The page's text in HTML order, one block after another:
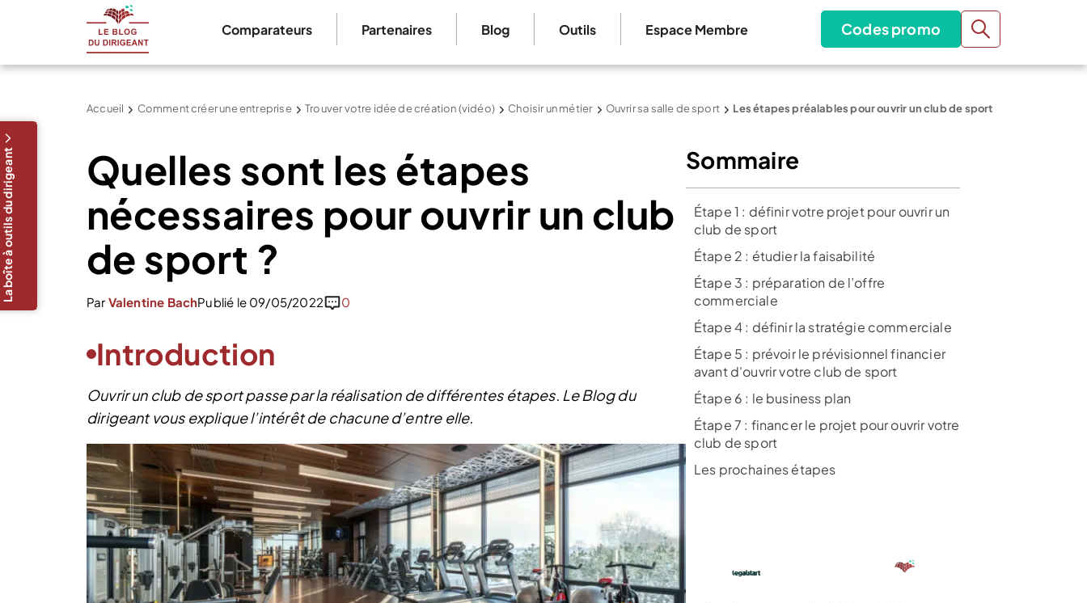
Comparateurs Partenaires Blog Outils Espace Membre Codes promo
Accueil Comment créer une entreprise Trouver votre idée de création (vidéo) Choisir un métier Ouvrir sa salle de sport Les étapes préalables pour ouvrir un club de sport
Quelles sont les étapes
nécessaires pour ouvrir un club
de sport ?
Par Valentine BachPublié le 09/05/2022 0
Introduction
Ouvrir un club de sport passe par la réalisation de différentes étapes. Le Blog du
dirigeant vous explique l’intérêt de chacune d’entre elle.
La boîte à outils du dirigeant Sommaire
Étape 1 : définir votre projet pour ouvrir un
club de sport
Étape 2 : étudier la faisabilité
Étape 3 : préparation de l’offre
commerciale
Étape 4 : définir la stratégie commerciale
Étape 5 : prévoir le prévisionnel financier
avant d'ouvrir votre club de sport
Étape 6 : le business plan
Étape 7 : financer le projet pour ouvrir votre
club de sport
Les prochaines étapes